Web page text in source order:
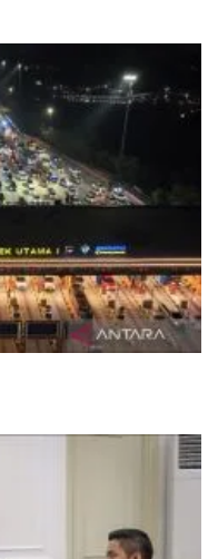
puas dengan